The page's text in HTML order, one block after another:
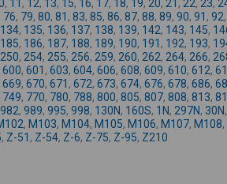
, 11 , 12, 13, 15, 16, 17, 18, 19, 20, 21 , 22, 23,
76, 79, 80, 81 , 83, 85, 86, 87, 88, 89, 90, 91 , 92,
134, 135, 136, 137, 138, 139, 142, 143, 145,
185, 186, 187, 188, 189, 190, 191 , 192, 193,
250, 254, 255, 256, 259, 260, 262, 264, 266,
600, 601 , 603, 604, 606, 608, 609, 610, 612,
669, 670, 671 , 672, 673, 674, 676, 678, 686,
749, 770, 780, 788, 800, 805, 807, 808, 813,
982, 989, 995, 998, 130N, 160S, 1N, 297N, 30N,
, M103, M104, M105, M106, M107, M108,
, Z-51 , Z-54, Z-6, Z-75, Z-95, Z210